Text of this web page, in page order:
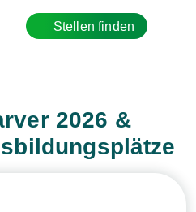
Stellen finden
2026 &